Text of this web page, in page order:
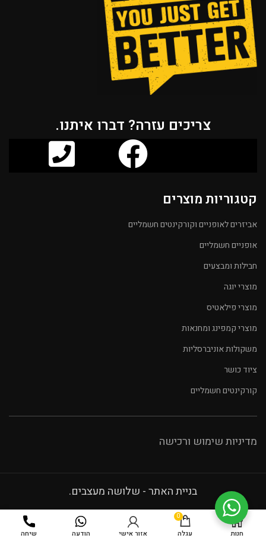
צריכים עזרה? דברו איתנו.
קטגוריות מוצרים
אביזרים לאופניים וקורקינטים חשמליים
אופניים חשמליים
חבילות ומבצעים
מוצרי יוגה
מוצרי פילאטיס
מוצרי קמפינג ומחנאות
משקולות אוניברסליות
ציוד כושר
קורקינטים חשמליים
מדיניות שימוש ורכישה
בניית האתר - שלושה מעצבים.
חנות
0
עגלה אזור אישי הודעה שיחה